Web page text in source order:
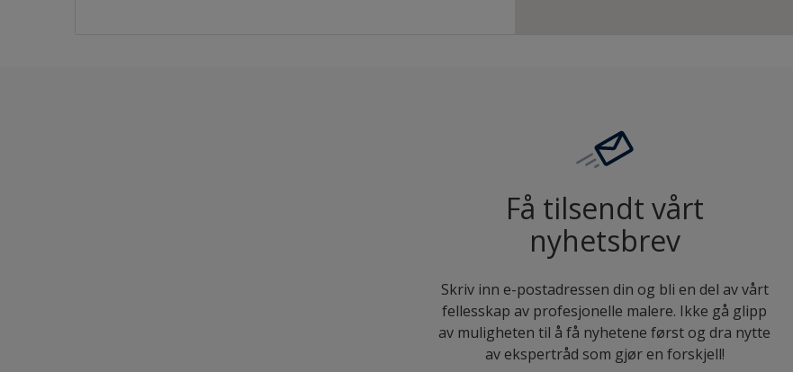
Få tilsendt vårt
nyhetsbrev
Skriv inn e-postadressen din og bli en del av vårt
fellesskap av profesjonelle malere. Ikke gå glipp
av muligheten til å få nyhetene først og dra nytte
av ekspertråd som gjør en forskjell!